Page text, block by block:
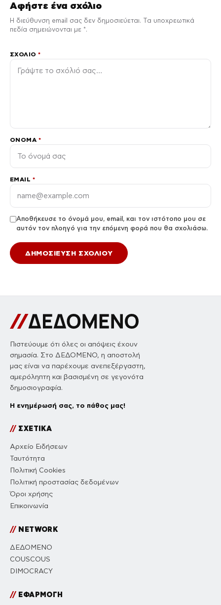
Αφήστε ένα σχόλιο
Η διεύθυνση email σας δεν δημοσιεύεται. Τα υποχρεωτικά
πεδία σημειώνονται με *.
ΣΧΌΛΙΟ*
ΌΝΟΜΑ *
EMAIL *
Αποθήκευσε το όνομά μου, email, και τον ιστότοπο μου σε
αυτόν τον πλοηγό για την επόμενη φορά που θα σχολιάσω.
Πιστεύουμε ότι όλες οι απόψεις έχουν
σημασία. Στο ΔΕΔΟΜΕΝΟ, η αποστολή
μας είναι να παρέχουμε ανεπεξέργαστη,
αμερόληπτη και βασισμένη σε γεγονότα
δημοσιογραφία.
Η ενημέρωσή σας, το πάθος μας!
//ΣΧΕΤΙΚΑ
Αρχείο Ειδήσεων
Ταυτότητα
Πολιτική Cookies
Πολιτική προστασίας δεδομένων
Όροι χρήσης
Επικοινωνία
//NETWORK
ΔΕΔΟΜΕΝΟ
COUSCOUS
DIMOCRACY
//ΕΦΑΡΜΟΓΗ